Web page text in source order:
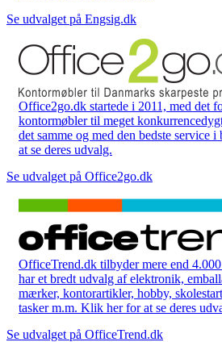
Se udvalget på Engsig.dk
Office2go.dk startede i 2011, med det
kontormøbler til meget
det samme og med den bedste service
at se deres udvalg.
Se udvalget på Office2go.dk
OfficeTrend.dk tilbyder mere end
har et bredt udvalg af elektronik,
mærker, kontorartikler, hobby,
tasker m.m. Klik her for at se deres
Se udvalget på OfficeTrend.dk